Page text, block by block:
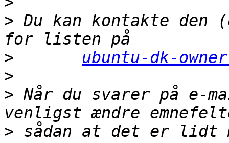
> Du kan kontakte den
>
ubuntu-dk-
>
> Når du svarer på e-
> sådan at det er lidt